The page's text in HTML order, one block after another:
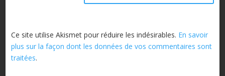
Ce site utilise Akismet pour réduire les indésirables. En savoir
plus sur la façon dont les données de vos commentaires sont
traitées.